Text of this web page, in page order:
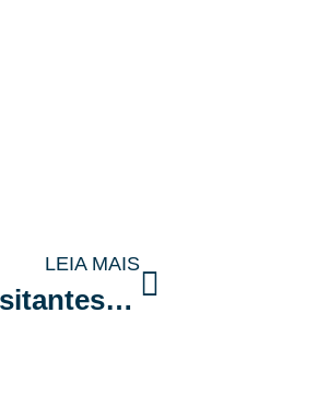
LEIA MAIS
Por que automatizar o cadastro de visitantes aumenta a segurança no condomínio?